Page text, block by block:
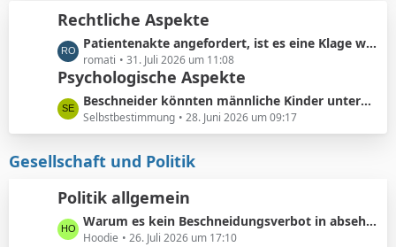
ä
g
e
i
t
r
ä
g
e
Rechtliche Aspekte
L
e
t
z
t
e
e
t
r
ä
Patientenakte angefordert, ist es eine Klage wert?
romati 31. Juli 2026 um 11:08
Psychologische Aspekte
L
e
t
t
e
B
e
i
Beschneider könnten männliche Kinder unterbewusst als ihre künftigen Konkurrenten bei der Partnersuche wahrnehmen.
Selbstbestimmung 28. Juni 2026 um 09:17
Gesellschaft und Politik
Politik allgemein
L
e
Warum es kein Beschneidungsverbot in absehbarer Zukunft geben wird: Vermeidung von Schmerzensgeld.
Hoodie 26. Juli 2026 um 17:10